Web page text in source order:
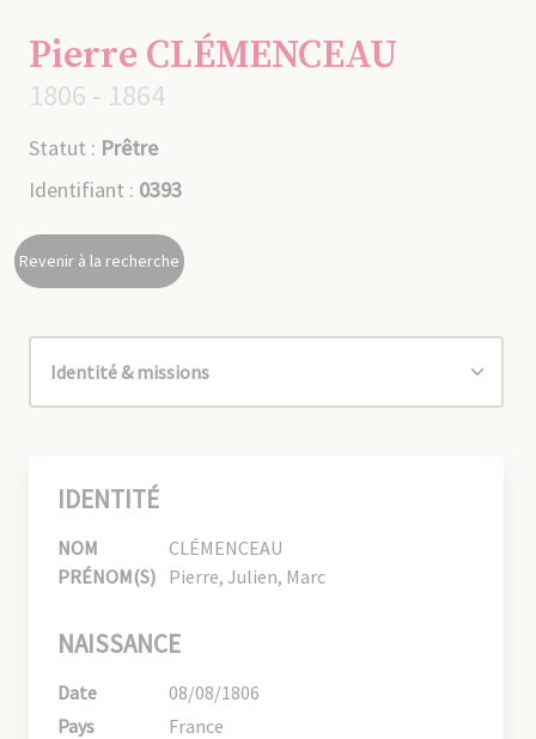
Pierre CLÉMENCEAU
1806 - 1864
Statut : Prêtre
Identifiant : 0393
Revenir à la recherche
IDENTITÉ
NOM
CLÉMENCEAU
PRÉNOM(S) Pierre, Julien, Marc
NAISSANCE
Date
08/08/1806
Pays
France